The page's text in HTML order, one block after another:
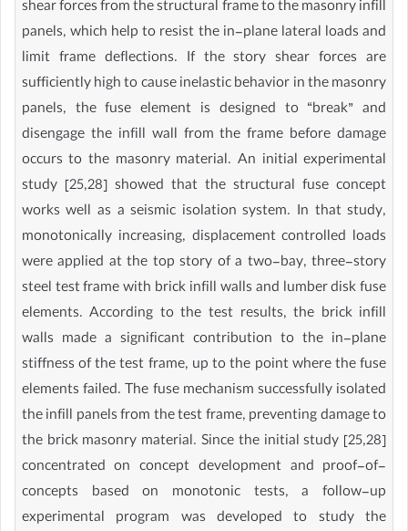
shear forces from the structural frame to the masonry infill
panels, which help to resist the in-plane lateral loads and
limit frame deflections. If the story shear forces are
sufficiently high to cause inelastic behavior in the masonry
panels, the fuse element is designed to “break” and
disengage the infill wall from the frame before damage
occurs to the masonry material. An initial experimental
study [25,28] showed that the structural fuse concept
works well as a seismic isolation system. In that study,
monotonically increasing, displacement controlled loads
were applied at the top story of a two-bay, three-story
steel test frame with brick infill walls and lumber disk fuse
elements. According to the test results, the brick infill
walls made a significant contribution to the in-plane
stiffness of the test frame, up to the point where the fuse
elements failed. The fuse mechanism successfully isolated
the infill panels from the test frame, preventing damage to
the brick masonry material. Since the initial study [25,28]
concentrated on concept development and proof-of-
concepts based on monotonic tests, a follow-up
experimental program was developed to study the